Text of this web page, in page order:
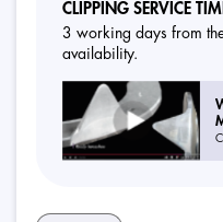
CLIPPING SERVICE
3 working days from the order date depending on item
availability.